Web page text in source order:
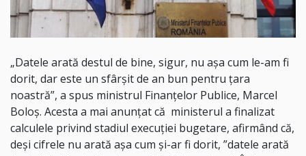
„Datele arată destul de bine, sigur, nu aşa cum le-am fi
dorit, dar este un sfârşit de an bun pentru ţara
noastră”, a spus ministrul Finanţelor Publice, Marcel
Boloş. Acesta a mai anunțat că ministerul a finalizat
calculele privind stadiul execuţiei bugetare, afirmând că,
deşi cifrele nu arată aşa cum şi-ar fi dorit, ”datele arată